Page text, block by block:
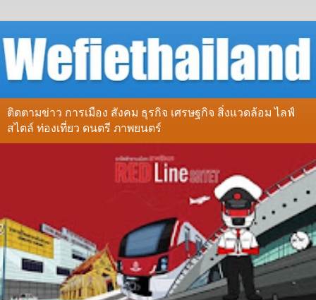
ติดตามข่าว การเมือง สังคม ธุรกิจ เศรษฐกิจ สิ่งแวดล้อม ไลฟ์
สไตล์ ท่องเที่ยว ดนตรี ภาพยนตร์